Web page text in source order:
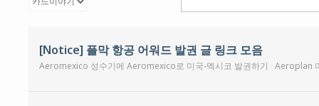
[Notice] 플막 항공 어워드 발권 글 링크 모음